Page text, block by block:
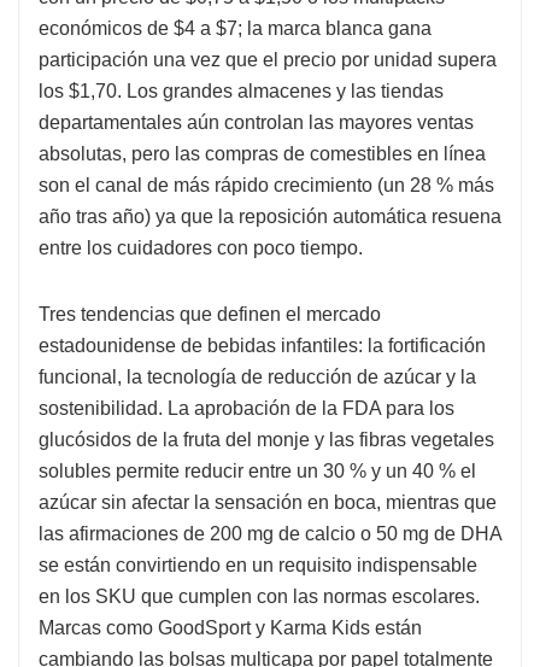
económicos de $4 a $7; la marca blanca gana
participación una vez que el precio por unidad supera
los $1,70. Los grandes almacenes y las tiendas
departamentales aún controlan las mayores ventas
absolutas, pero las compras de comestibles en línea
son el canal de más rápido crecimiento (un 28 % más
año tras año) ya que la reposición automática resuena
entre los cuidadores con poco tiempo.
Tres tendencias que definen el mercado
estadounidense de bebidas infantiles: la fortificación
funcional, la tecnología de reducción de azúcar y la
sostenibilidad. La aprobación de la FDA para los
glucósidos de la fruta del monje y las fibras vegetales
solubles permite reducir entre un 30 % y un 40 % el
azúcar sin afectar la sensación en boca, mientras que
las afirmaciones de 200 mg de calcio o 50 mg de DHA
se están convirtiendo en un requisito indispensable
en los SKU que cumplen con las normas escolares.
Marcas como GoodSport y Karma Kids están
cambiando las bolsas multicapa por papel totalmente